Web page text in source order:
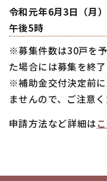
令和元年6月3日（月
午後5時
※募集件数は30戸を
た場合には募集を終
※補助金交付決定前
ませんので、ご注意く
申請方法など詳細は